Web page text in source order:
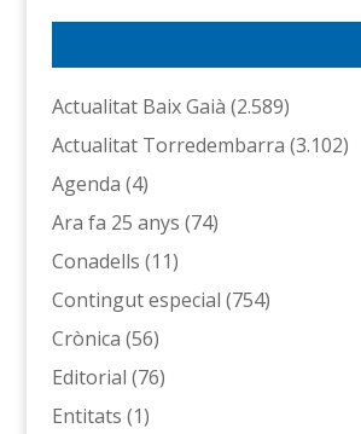
Actualitat Baix Gaià (2.589)
Actualitat Torredembarra (3.102)
Agenda (4)
Ara fa 25 anys (74)
Conadells (11)
Contingut especial (754)
Crònica (56)
Editorial (76)
Entitats (1)